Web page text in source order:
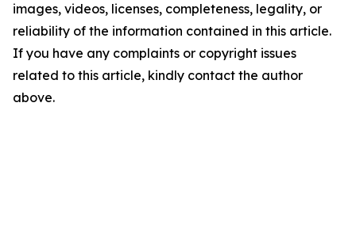
images, videos, licenses, completeness, legality, or
reliability of the information contained in this article.
If you have any complaints or copyright issues
related to this article, kindly contact the author
above.